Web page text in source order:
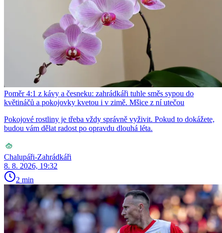
Poměr 4:1 z kávy a česneku: zahrádkáři tuhle směs sypou do
květináčů a pokojovky kvetou i v zimě. Mšice z ní utečou
Pokojové rostliny je třeba vždy správně vyživit. Pokud to dokážete,
budou vám dělat radost po opravdu dlouhá léta.
Chalupáři-Zahrádkáři
8. 8. 2026, 19:32
2 min